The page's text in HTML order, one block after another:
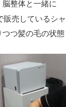
整体と一緒に
販売しているシ
つつ髪の毛の状